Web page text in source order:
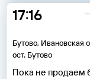
17:16
Бутово, Ивановская
ост. Бутово
Пока не продаем